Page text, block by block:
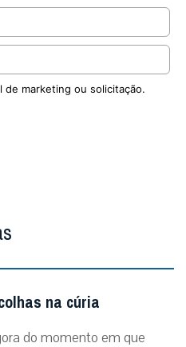
de marketing ou solicitação.
na cúria
do momento em que